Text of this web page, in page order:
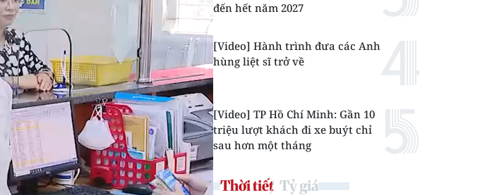
đến hết năm 2027
[Video] Hành trình đưa các Anh
hùng liệt sĩ trở về
[Video] TP Hồ Chí Minh: Gần 10
triệu lượt khách đi xe buýt chỉ
sau hơn một tháng
Thời tiết Tỷ giá